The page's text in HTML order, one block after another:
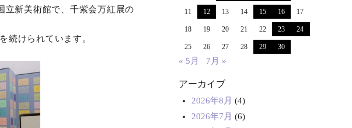
立新美術館で、千紫会万紅展の
続けられています。
11 12 13 14 15 16 17
18 19 20 21 22 23 24
25 26 27 28 29 30
« 5月 7月 »
アーカイブ
2026年8月 (4)
2026年7月 (6)